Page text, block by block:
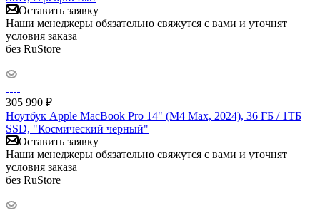
Оставить заявку
Наши менеджеры обязательно свяжутся с вами и уточнят
условия заказа
без RuStore
305 990 ₽
Ноутбук Apple MacBook Pro 14" (M4 Max, 2024), 36 ГБ / 1ТБ
SSD, "Космический черный"
Оставить заявку
Наши менеджеры обязательно свяжутся с вами и уточнят
условия заказа
без RuStore